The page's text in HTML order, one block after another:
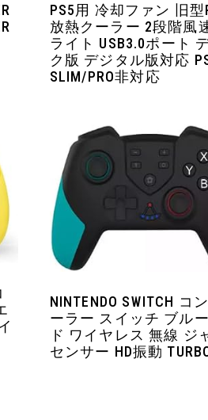
PS5用 冷却ファン 旧型
放熱クーラー 2段階風
ライト USB3.0ポート
ク版 デジタル版対応
SLIM/PRO非対応
NINTENDO SWITCH コ
ーラー スイッチ ブル
ド ワイヤレス 無線 ジ
センサー HD振動